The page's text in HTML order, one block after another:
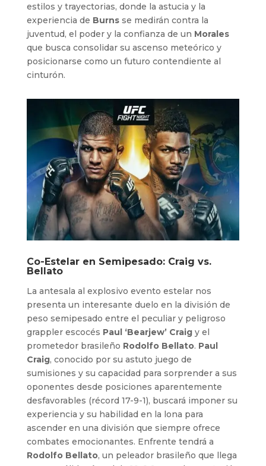
estilos y trayectorias, donde la astucia y la
experiencia de Burnsse medirán contra la
juventud, el poder y la confianza de un Morales
que busca consolidar su ascenso meteórico y
posicionarse como un futuro contendiente al
cinturón.
Co-Estelar en Semipesado: Craig vs.
Bellato
La antesala al explosivo evento estelar nos
presenta un interesante duelo en la división de
peso semipesado entre el peculiar y peligroso
grappler escocés Paul ‘Bearjew’ Craigy el
prometedor brasileño Rodolfo Bellato. Paul
Craig, conocido por su astuto juego de
sumisiones y su capacidad para sorprender a sus
oponentes desde posiciones aparentemente
desfavorables (récord 17-9-1), buscará imponer su
experiencia y su habilidad en la lona para
ascender en una división que siempre ofrece
combates emocionantes. Enfrente tendrá a
Rodolfo Bellato, un peleador brasileño que llega